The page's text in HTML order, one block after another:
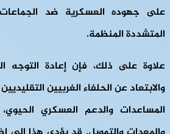
على جهوده العسكرية ضد
المتشددة المنظمة.
علاوة على ذلك، فإن إعادة التوجه
والابتعاد عن الحلفاء الغربيين
المساعدات والدعم العسكري